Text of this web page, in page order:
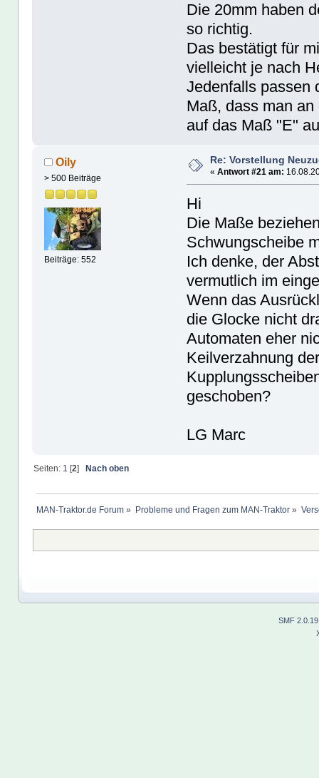
Die 20mm haben
so richtig.
Das bestätigt für
vielleicht je nach
Jedenfalls passen
Maß, dass man
auf das Maß "E"
Oily
> 500 Beiträge
Beiträge: 552
Re: Vorstellung
« Antwort #21 am:
Hi
Die Maße
Schwungscheibe
Ich denke, der
vermutlich im
Wenn das
die Glocke nicht
Automaten eher
Keilverzahnung
geschoben?
LG Marc
Seiten: 1 [2] Nach oben
MAN-Traktor.de Forum » Probleme und Fragen zum MAN-Traktor »
SMF 2.0.19